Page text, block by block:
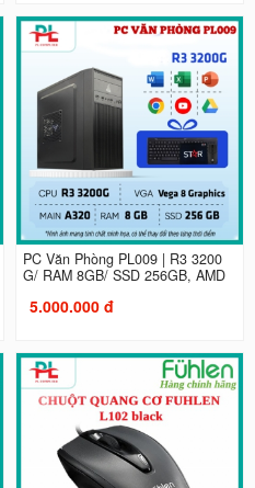
PC Văn Phòng PL009 | R3 3200
G/ RAM 8GB/ SSD 256GB, AMD
5.000.000 đ